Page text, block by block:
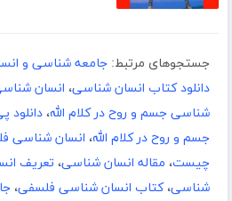
جستجوهای مرتبط: جامعه شناسی و
دانلود کتاب انسان شناسی، انسان
شناسی جسم و روح در کلام الله،
جسم و روح در کلام الله، انسان شناسی
چیست، مقاله انسان شناسی، تعریف
شناسی،کتاب انسان شناسی فلسفی،